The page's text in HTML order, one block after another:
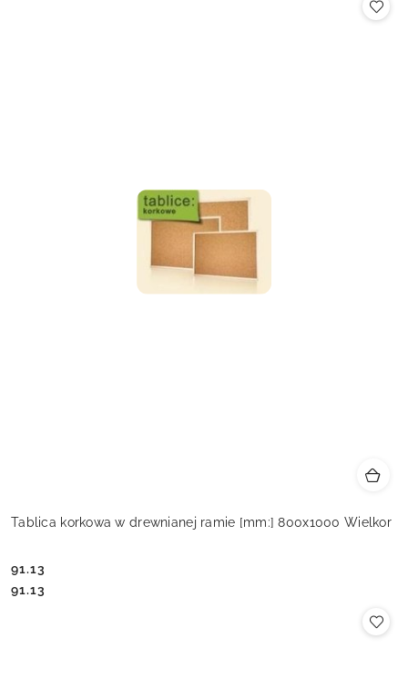
Tablica korkowa w drewnianej ramie [mm:] 800x1000 Wielkor
Cena:
91.13
Cena:
91.13